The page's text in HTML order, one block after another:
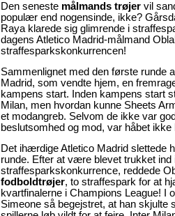
Den seneste målmands trøjer vil
populær end nogensinde, ikke?
Raya klarede sig glimrende i
dagens Atletico Madrid-målmand
straffesparkskonkurrencen!
Sammenlignet med den første runde
Madrid, som vendte hjem, en
kampens start. Inden kampens start
Milan, men hvordan kunne Sheets
et modangreb. Selvom de ikke var
beslutsomhed og mod, var håbet
Det ihærdige Atletico Madrid slettede
runde. Efter at være blevet trukket ind
straffesparkskonkurrence, reddede
fodboldtrøjer, to straffespark for at
kvartfinalerne i Champions League! I
Simeone så begejstret, at han skjulte